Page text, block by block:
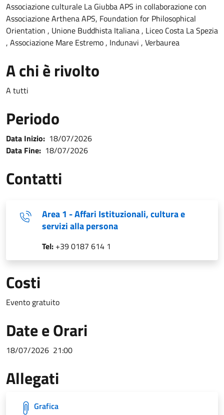
Associazione culturale La Giubba APS in collaborazione con
Associazione Arthena APS, Foundation for Philosophical
Orientation , Unione Buddhista Italiana , Liceo Costa La Spezia
, Associazione Mare Estremo , Indunavi , Verbaurea
A chi è rivolto
A tutti
Periodo
Data Inizio: 18/07/2026
Data Fine: 18/07/2026
Contatti
Area 1 - Affari Istituzionali, cultura e
servizi alla persona
Tel: +39 0187 614 1
Costi
Evento gratuito
Date e Orari
18/07/2026 21:00
Allegati
Grafica